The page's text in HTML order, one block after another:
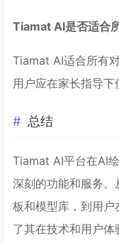
Tiamat AI是否适合
Tiamat AI适合所有
用户应在家长指导下
总结
Tiamat AI平台在AI
深刻的功能和服务
板和模型库，到用
了其在技术和用户